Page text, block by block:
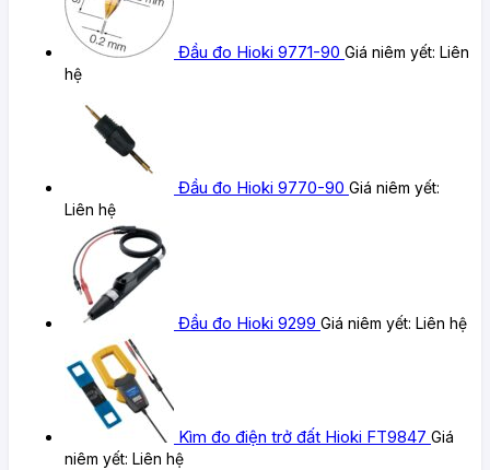
Đầu đo Hioki 9771-90 Giá niêm yết: Liên
hệ
Đầu đo Hioki 9770-90 Giá niêm yết:
Liên hệ
Đầu đo Hioki 9299 Giá niêm yết: Liên hệ
Kìm đo điện trở đất Hioki FT9847 Giá
niêm yết: Liên hệ